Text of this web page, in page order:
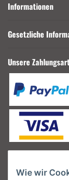
Informationen
Gesetzliche
Unsere
Unsere
Wie wir